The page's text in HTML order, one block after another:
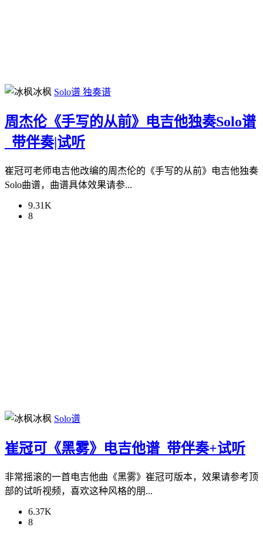
冰枫 Solo谱 独奏谱
周杰伦《手写的从前》电吉他独奏Solo谱
_带伴奏|试听
崔冠可老师电吉他改编的周杰伦的《手写的从前》电吉他独奏
Solo曲谱，曲谱具体效果请参...
9.31K
8
冰枫 Solo谱
崔冠可《黑雾》电吉他谱_带伴奏+试听
非常摇滚的一首电吉他曲《黑雾》崔冠可版本，效果请参考顶
部的试听视频，喜欢这种风格的朋...
6.37K
8